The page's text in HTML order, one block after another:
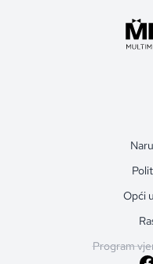
Opći
Program